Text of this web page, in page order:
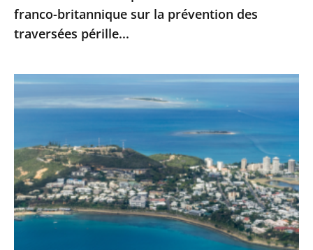
franco-
britannique
la
prévention
des
pérille...
franco-britannique sur la prévention des
traversées pérille...
Nouvelle-
Calédonie
juge
administratif
n’est
pas